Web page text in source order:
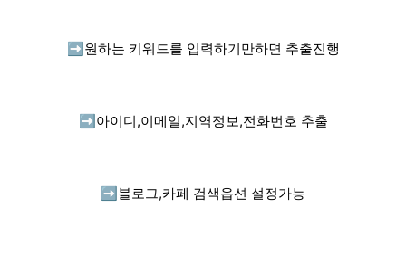
➡️ 원하는 키워드를 입력하기만하면 추출진행
➡️ 아이디,이메일,지역정보,전화번호 추출
➡️ 블로그,카페 검색옵션 설정가능